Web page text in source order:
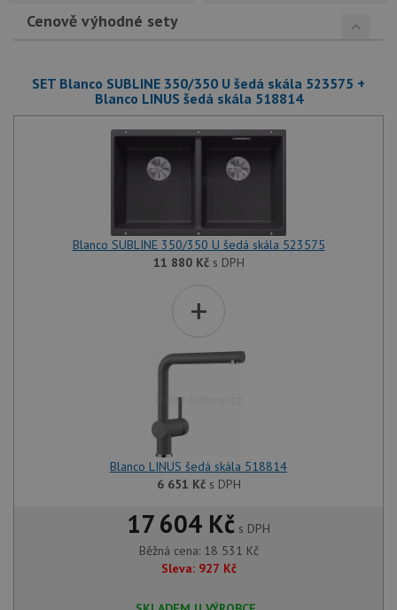
Cenově výhodné sety
SET Blanco SUBLINE 350/350 U šedá skála 523575 +
Blanco LINUS šedá skála 518814
Blanco SUBLINE 350/350 U šedá skála 523575
11 880 Kčs DPH
+
Blanco LINUS šedá skála 518814
6 651 Kčs DPH
17 604 Kč s DPH
Běžná cena: 18 531 Kč
Sleva: 927 Kč